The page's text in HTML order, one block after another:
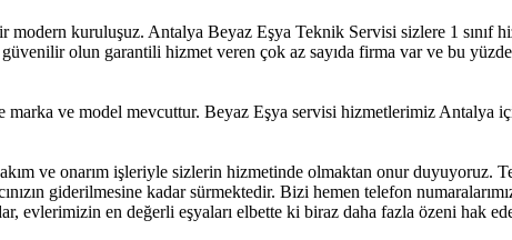
kuruluşuz. Antalya Beyaz Eşya Teknik Servisi sizlere 1 sınıf
olun garantili hizmet veren çok az sayıda firma var ve bu
ve model mevcuttur. Beyaz Eşya servisi hizmetlerimiz Antalya
ve onarım işleriyle sizlerin hizmetinde olmaktan onur duyuyoruz.
giderilmesine kadar sürmektedir. Bizi hemen telefon
evlerimizin en değerli eşyaları elbette ki biraz daha fazla özeni hak